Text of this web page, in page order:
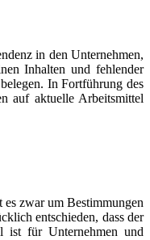
in den Unternehmen,
Inhalten und fehlender
In Fortführung des
auf aktuelle Arbeitsmittel
zwar um Bestimmungen
entschieden, dass der
ist für Unternehmen und